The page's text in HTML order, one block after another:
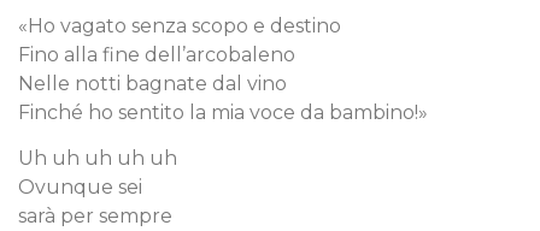
«Ho vagato senza scopo e destino
Fino alla fine dell’arcobaleno
Nelle notti bagnate dal vino
Finché ho sentito la mia voce da bambino!»
Uh uh uh uh uh
Ovunque sei
sarà per sempre